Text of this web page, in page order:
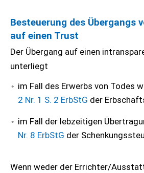
Besteuerung des Übergangs
auf einen Trust
Der Übergang auf einen
unterliegt
im Fall des Erwerbs von Todes
2 Nr. 1 S. 2 ErbStG der
im Fall der lebzeitigen
Nr. 8 ErbStG der
Wenn weder der Errichter/